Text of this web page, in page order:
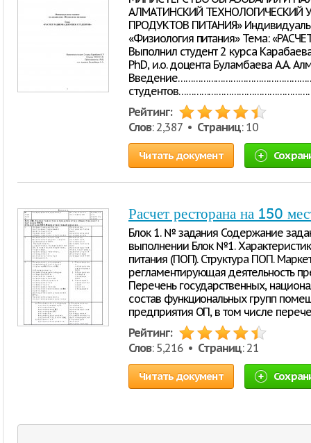
АЛМАТИНСКИЙ ТЕХНОЛОГИЧЕСКИЙ
ПРОДУКТОВ ПИТАНИЯ»
«Физиология питания» Тема:
Выполнил студент 2 курса
PhD, и.о. доцента Буламбаева А.А.
Рейтинг:
Слов: 2,387 • Страниц: 10
Читать документ
Расчет ресторана на 150
Блок 1. № задания Содержание
выполнении Блок №1.
питания (ПОП). Структура ПОП.
регламентирующая деятельность
Перечень государственных,
состав функциональных групп
предприятия ОП, в том числе
Рейтинг:
Слов: 5,216 • Страниц: 21
Читать документ